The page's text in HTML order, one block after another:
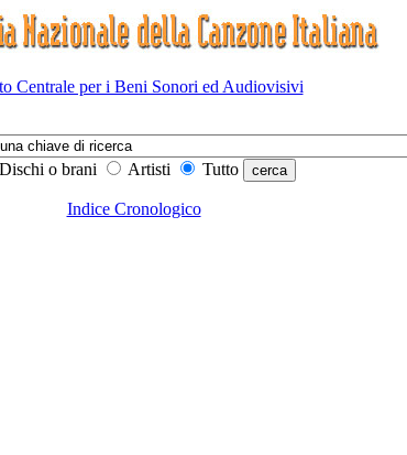
Centrale per i Beni Sonori ed Audiovisivi
Dischi o brani
Artisti Tutto
Indice Cronologico